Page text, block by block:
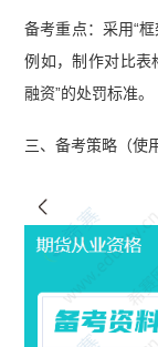
备考重点：采用“
例如，制作对比表
融资”的处罚标准。
三、备考策略（使